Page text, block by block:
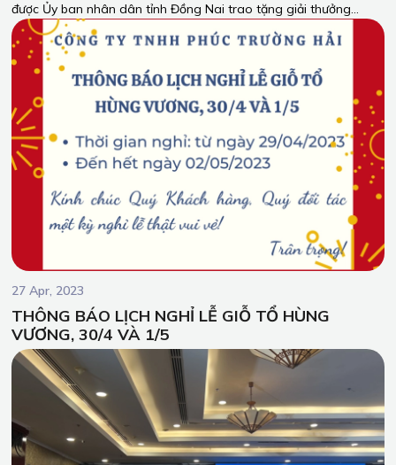
được Ủy ban nhân dân tỉnh Đồng Nai trao tặng giải thưởng
dành cho những doanh nghiệp thực hiện xuất sắc nghĩa vụ thuế
trong năm 2023.
27 Apr, 2023
THÔNG BÁO LỊCH NGHỈ LỄ GIỖ TỔ HÙNG
VƯƠNG, 30/4 VÀ 1/5